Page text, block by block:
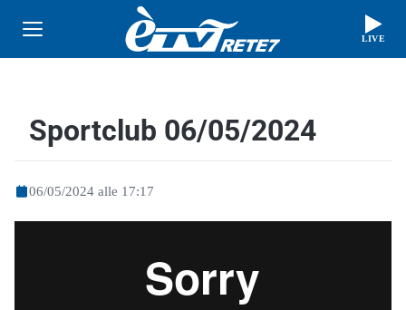
LIVE
Sportclub 06/05/2024
06/05/2024 alle 17:17